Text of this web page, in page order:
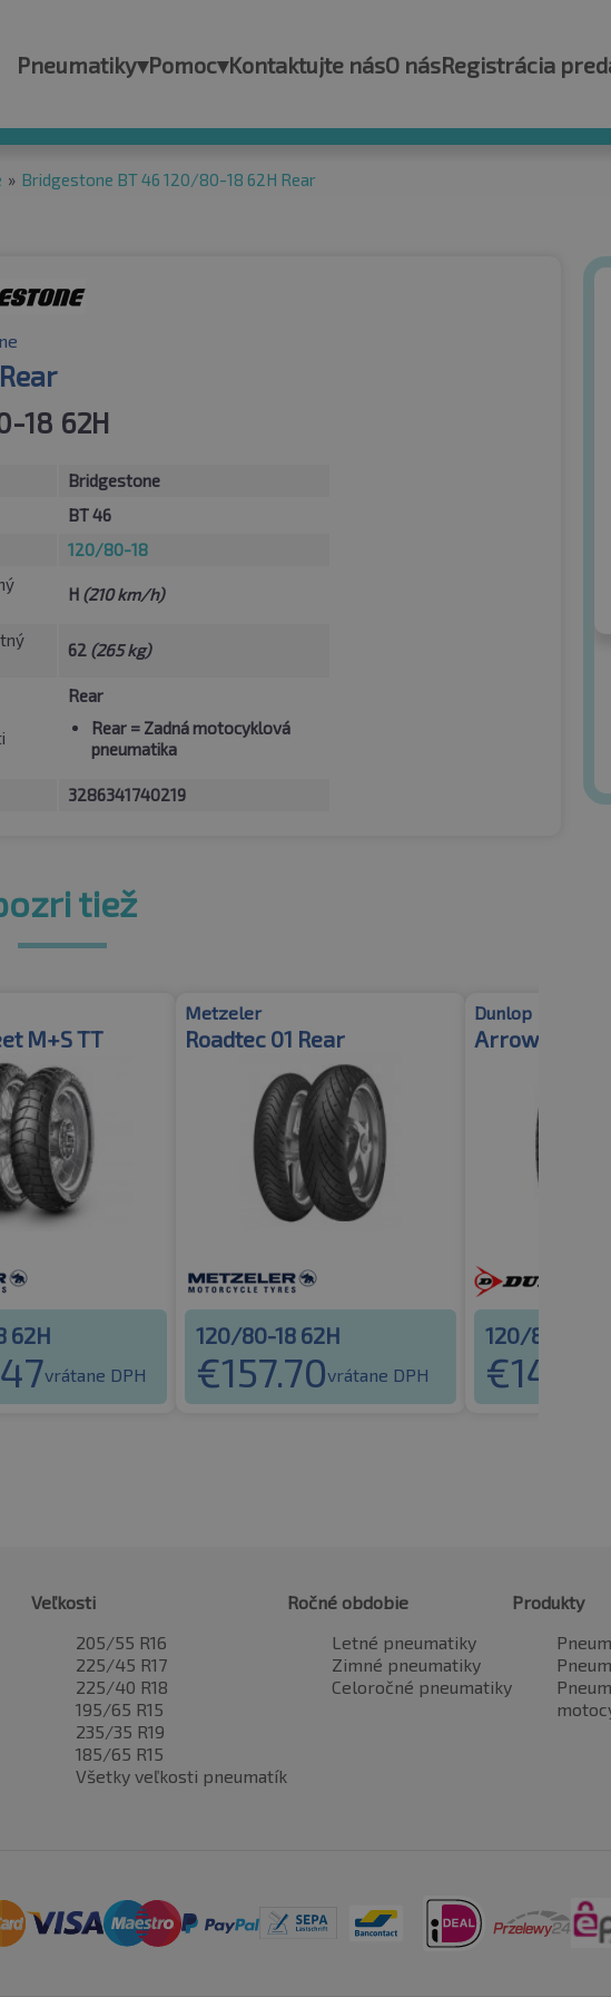
Pneumatiky▾Pomoc▾Kontaktujte násO násRegistrácia
» Bridgestone BT 46 120/80-18 62H Rear
18 62H
Bridgestone
BT 46
120/80-18
H (210 km/h)
62 (265 kg)
Rear
Rear= Zadná motocyklová
pneumatika
3286341740219
tiež
M+S TT
62H
vrátane DPH
Metzeler
Roadtec 01 Rear
120/80-18 62H
€157.70vrátane DPH
Dunlop
Arrowmax GT
120/80-18
€149.49
Veľkosti
205/55 R16
225/45 R17
225/40 R18
195/65 R15
235/35 R19
185/65 R15
Všetky veľkosti pneumatík
Ročné obdobie
Letné pneumatiky
Zimné pneumatiky
Celoročné pneumatiky
Produkty